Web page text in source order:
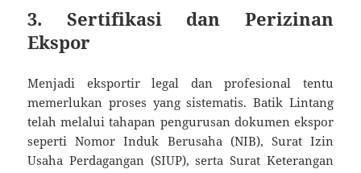
3. Sertifikasi dan Perizinan
Ekspor
Menjadi eksportir legal dan profesional tentu
memerlukan proses yang sistematis. Batik Lintang
telah melalui tahapan pengurusan dokumen ekspor
seperti Nomor Induk Berusaha (NIB), Surat Izin
Usaha Perdagangan (SIUP), serta Surat Keterangan